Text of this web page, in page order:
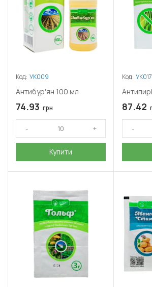
Код: УК009
Антибур'ян 100 мл
74.93 грн
Купити
Код: УК017
87.42